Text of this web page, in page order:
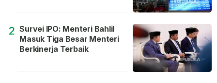
2 Survei IPO: Menteri Bahlil
Masuk Tiga Besar Menteri
Berkinerja Terbaik